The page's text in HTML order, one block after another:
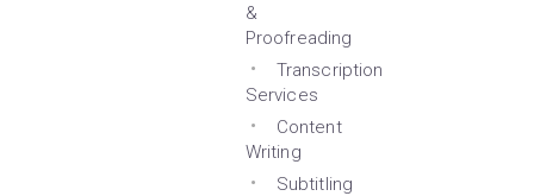
&
Proofreading
Transcription
Services
Content
Writing
Subtitling